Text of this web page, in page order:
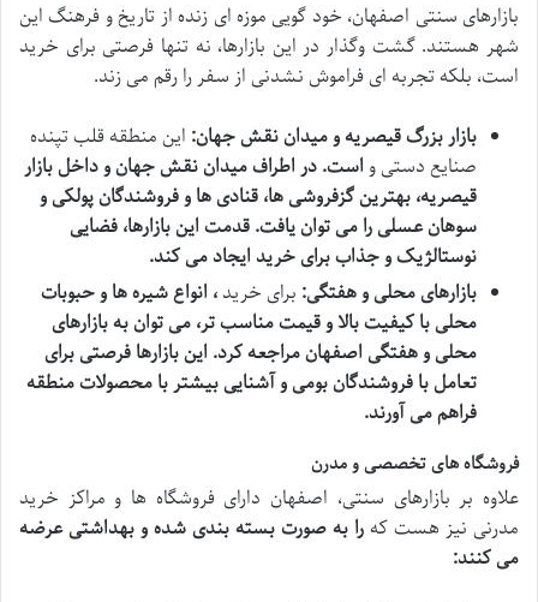
بازارهای سنتی اصفهان، خود گویی موزه ای زنده از تاریخ و فرهنگ این
شهر هستند. گشت وگذار در این بازارها، نه تنها فرصتی برای خرید
است، بلکه تجربه ای فراموش نشدنی از سفر را رقم می زند.
بازار بزرگ قیصریه و میدان نقش جهان: این منطقه قلب تپنده
صنایع دستی واست. در اطراف میدان نقش جهان و داخل بازار
قیصریه، بهترین گزفروشی ها، قنادی ها و فروشندگان پولکی و
سوهان عسلی را می توان یافت. قدمت این بازارها، فضایی
نوستالژیک و جذاب برای خرید ایجاد می کند.
بازارهای محلی و هفتگی: برای خرید، انواع شیره ها و حبوبات
محلی با کیفیت بالا و قیمت مناسب تر، می توان به بازارهای
محلی و هفتگی اصفهان مراجعه کرد. این بازارها فرصتی برای
تعامل با فروشندگان بومی و آشنایی بیشتر با محصولات منطقه
فراهم می آورند.
فروشگاه های تخصصی و مدرن
علاوه بر بازارهای سنتی، اصفهان دارای فروشگاه ها و مراکز خرید
مدرنی نیز هست کهرا به صورت بسته بندی شده و بهداشتی عرضه
می کنند: